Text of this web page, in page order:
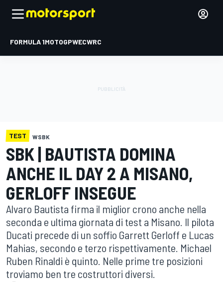
FORMULA 1MOTOGPWECWRC
TEST WSBK
SBK | BAUTISTA DOMINA
ANCHE IL DAY 2 A MISANO,
GERLOFF INSEGUE
Alvaro Bautista firma il miglior crono anche nella
seconda e ultima giornata di test a Misano. Il pilota
Ducati precede di un soffio Garrett Gerloff e Lucas
Mahias, secondo e terzo rispettivamente. Michael
Ruben Rinaldi è quinto. Nelle prime tre posizioni
troviamo ben tre costruttori diversi.